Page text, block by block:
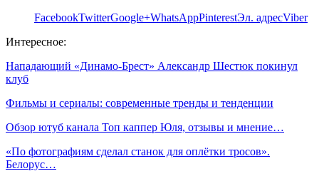
FacebookTwitterGoogle+WhatsAppPinterestЭл. адресViber
Интересное:
Нападающий «Динамо-Брест» Александр Шестюк покинул
клуб
Фильмы и сериалы: современные тренды и тенденции
Обзор ютуб канала Топ каппер Юля, отзывы и мнение…
«По фотографиям сделал станок для оплётки тросов».
Белорус…